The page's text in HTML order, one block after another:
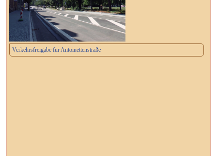
Verkehrsfreigabe für Antoinettenstraße